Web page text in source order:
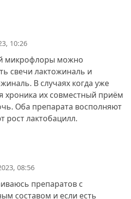
10:26
микрофлоры можно
свечи лактожиналь и
В случаях когда уже
хроника их совместный приём
Оба препарата восполняют
рост лактобацилл.
08:56
препаратов с
составом и если есть